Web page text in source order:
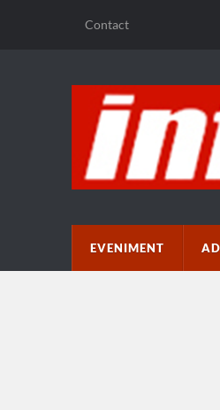
Contact
EVENIMENT